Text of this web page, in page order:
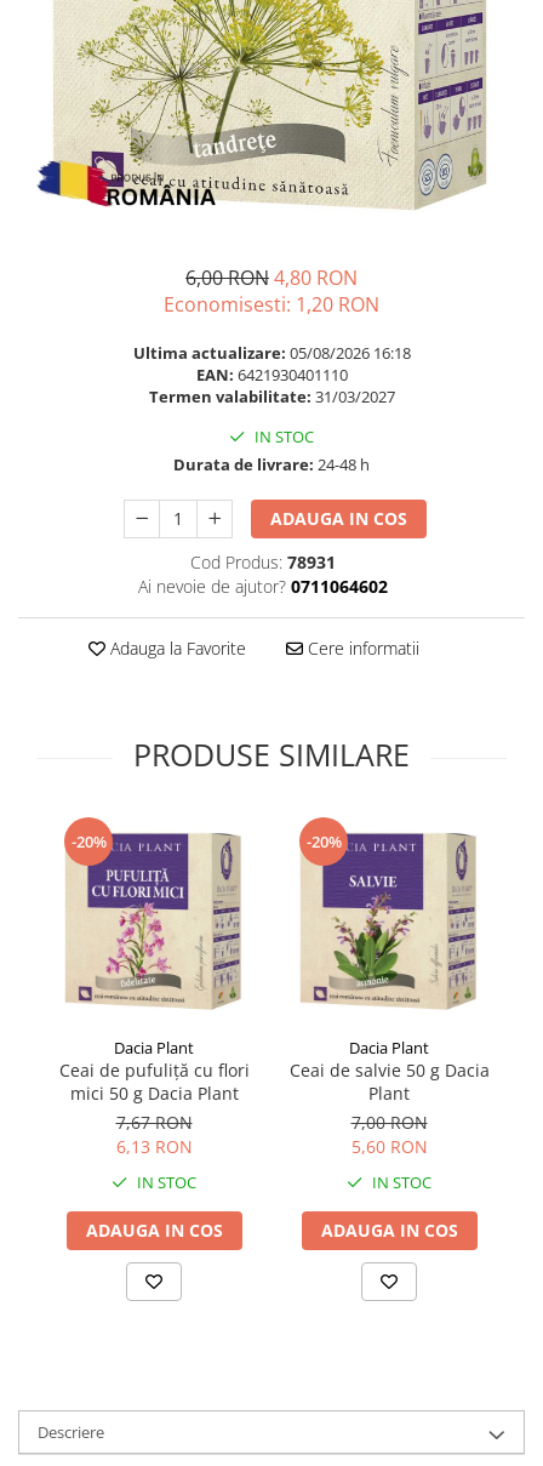
Omega 3
Par si unghii
Probiotice si prebiotice
Sanatate urinara
Somn stres si anxietate
Supliment Vitamina C
Supliment Vitamina D3
Supliment Zinc
Vitamine si minerale
Ingrijire par
Balsam masca si tratament
Produse cu SPF Pentru Fata
Repelenti insecte
6,00 RON4,80 RON
Economisesti: 1,20 RON
Ultima actualizare: 05/08/2026 16:18
EAN: 6421930401110
Termen valabilitate: 31/03/2027
IN STOC
Durata de livrare: 24-48 h
ADAUGA IN COS
Cod Produs: 78931
Ai nevoie de ajutor? 0711064602
Adauga la Favorite Cere informatii
PRODUSE SIMILARE
-20%
Dacia Plant
Ceai de pufuliță cu flori
mici 50 g Dacia Plant
7,67 RON
6,13 RON
IN STOC
ADAUGA IN COS
-20%
Dacia Plant
Ceai de salvie 50 g Dacia
Plant
7,00 RON
5,60 RON
IN STOC
ADAUGA IN COS
Descriere